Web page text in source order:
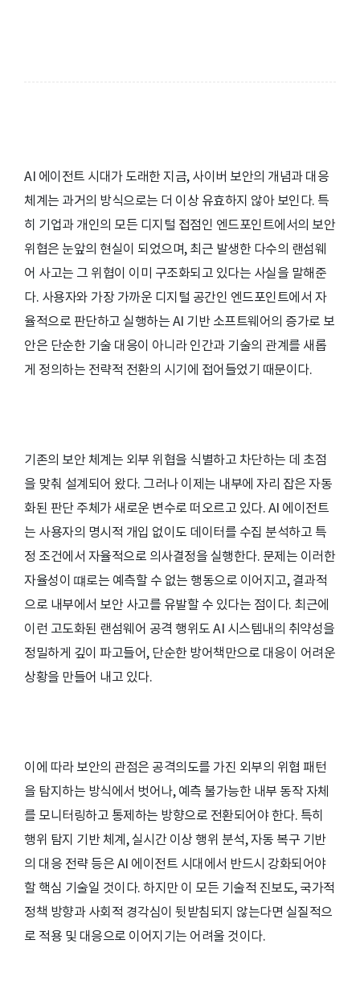
AI 에이전트 시대가 도래한 지금, 사이버 보안의 개념과 대응
체계는 과거의 방식으로는 더 이상 유효하지 않아 보인다. 특
히 기업과 개인의 모든 디지털 접점인 엔드포인트에서의 보안
위협은 눈앞의 현실이 되었으며, 최근 발생한 다수의 랜섬웨
어 사고는 그 위협이 이미 구조화되고 있다는 사실을 말해준
다. 사용자와 가장 가까운 디지털 공간인 엔드포인트에서 자
율적으로 판단하고 실행하는 AI 기반 소프트웨어의 증가로 보
안은 단순한 기술 대응이 아니라 인간과 기술의 관계를 새롭
게 정의하는 전략적 전환의 시기에 접어들었기 때문이다.
기존의 보안 체계는 외부 위협을 식별하고 차단하는 데 초점
을 맞춰 설계되어 왔다. 그러나 이제는 내부에 자리 잡은 자동
화된 판단 주체가 새로운 변수로 떠오르고 있다. AI 에이전트
는 사용자의 명시적 개입 없이도 데이터를 수집 분석하고 특
정 조건에서 자율적으로 의사결정을 실행한다. 문제는 이러한
자율성이 떄로는 예측할 수 없는 행동으로 이어지고, 결과적
으로 내부에서 보안 사고를 유발할 수 있다는 점이다. 최근에
이런 고도화된 랜섬웨어 공격 행위도 AI 시스템내의 취약성을
정밀하게 깊이 파고들어, 단순한 방어책만으로 대응이 어려운
상황을 만들어 내고 있다.
이에 따라 보안의 관점은 공격의도를 가진 외부의 위협 패턴
을 탐지하는 방식에서 벗어나, 예측 불가능한 내부 동작 자체
를 모니터링하고 통제하는 방향으로 전환되어야 한다. 특히
행위 탐지 기반 체계, 실시간 이상 행위 분석, 자동 복구 기반
의 대응 전략 등은 AI 에이전트 시대에서 반드시 강화되어야
할 핵심 기술일 것이다. 하지만 이 모든 기술적 진보도, 국가적
정책 방향과 사회적 경각심이 뒷받침되지 않는다면 실질적으
로 적용 및 대응으로 이어지기는 어려울 것이다.